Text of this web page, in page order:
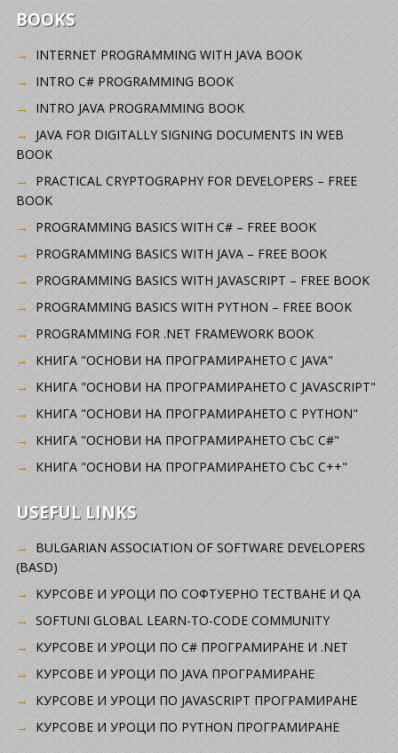
BOOKS
INTERNET PROGRAMMING WITH JAVA BOOK
INTRO C# PROGRAMMING BOOK
INTRO JAVA PROGRAMMING BOOK
JAVA FOR DIGITALLY SIGNING DOCUMENTS IN WEB
BOOK
PRACTICAL CRYPTOGRAPHY FOR DEVELOPERS – FREE
BOOK
PROGRAMMING BASICS WITH C# – FREE BOOK
PROGRAMMING BASICS WITH JAVA – FREE BOOK
PROGRAMMING BASICS WITH JAVASCRIPT – FREE BOOK
PROGRAMMING BASICS WITH PYTHON – FREE BOOK
PROGRAMMING FOR .NET FRAMEWORK BOOK
КНИГА "ОСНОВИ НА ПРОГРАМИРАНЕТО С JAVA"
КНИГА "ОСНОВИ НА ПРОГРАМИРАНЕТО С JAVASCRIPT"
КНИГА "ОСНОВИ НА ПРОГРАМИРАНЕТО С PYTHON"
КНИГА "ОСНОВИ НА ПРОГРАМИРАНЕТО СЪС C#"
КНИГА "ОСНОВИ НА ПРОГРАМИРАНЕТО СЪС C++"
USEFUL LINKS
BULGARIAN ASSOCIATION OF SOFTWARE DEVELOPERS
(BASD)
KУРСОВЕ И УРОЦИ ПО СОФТУЕРНО ТЕСТВАНЕ И QA
SOFTUNI GLOBAL LEARN-TO-CODE COMMUNITY
КУРСОВЕ И УРОЦИ ПО C# ПРОГРАМИРАНЕ И .NET
КУРСОВЕ И УРОЦИ ПО JAVA ПРОГРАМИРАНЕ
КУРСОВЕ И УРОЦИ ПО JAVASCRIPT ПРОГРАМИРАНЕ
КУРСОВЕ И УРОЦИ ПО PYTHON ПРОГРАМИРАНЕ